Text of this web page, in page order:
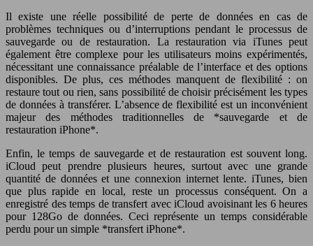
Il existe une réelle possibilité de perte de données en cas de
problèmes techniques ou d’interruptions pendant le processus de
sauvegarde ou de restauration. La restauration via iTunes peut
également être complexe pour les utilisateurs moins expérimentés,
nécessitant une connaissance préalable de l’interface et des options
disponibles. De plus, ces méthodes manquent de flexibilité : on
restaure tout ou rien, sans possibilité de choisir précisément les types
de données à transférer. L’absence de flexibilité est un inconvénient
majeur des méthodes traditionnelles de *sauvegarde et de
restauration iPhone*.
Enfin, le temps de sauvegarde et de restauration est souvent long.
iCloud peut prendre plusieurs heures, surtout avec une grande
quantité de données et une connexion internet lente. iTunes, bien
que plus rapide en local, reste un processus conséquent. On a
enregistré des temps de transfert avec iCloud avoisinant les 6 heures
pour 128Go de données. Ceci représente un temps considérable
perdu pour un simple *transfert iPhone*.